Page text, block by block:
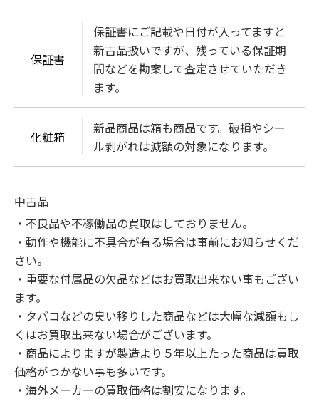
保証書
保証書にご記載や日付が入ってますと
新古品扱いですが、残っている保証期
間などを勘案して査定させていただき
ます。
化粧箱
新品商品は箱も商品です。破損やシー
ル剥がれは減額の対象になります。
中古品
・不良品や不稼働品の買取はしておりません。
・動作や機能に不具合が有る場合は事前にお知らせくだ
さい。
・重要な付属品の欠品などはお買取出来ない事もござい
ます。
・タバコなどの臭い移りした商品などは大幅な減額もし
くはお買取出来ない場合がございます。
・商品によりますが製造より５年以上たった商品は買取
価格がつかない事も多いです。
・海外メーカーの買取価格は割安になります。